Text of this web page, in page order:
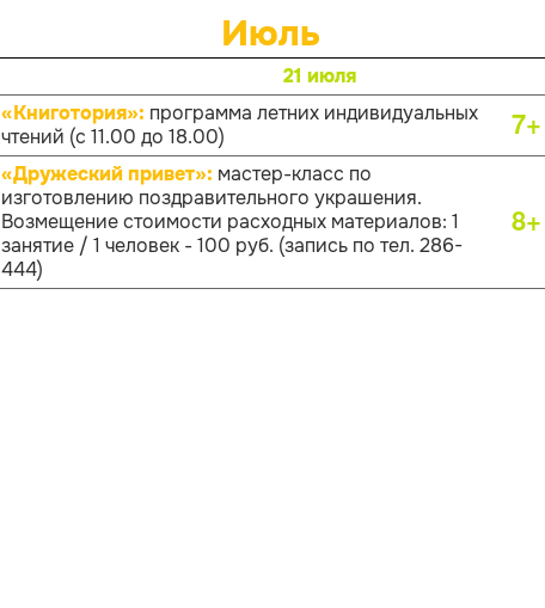
Июль
21 июля
«Книготория»: программа летних индивидуальных
чтений (с 11.00 до 18.00)
7+
«Дружеский привет»: мастер-класс по
изготовлению поздравительного украшения.
Возмещение стоимости расходных материалов: 1
занятие / 1 человек - 100 руб. (запись по тел. 286-
444)
8+